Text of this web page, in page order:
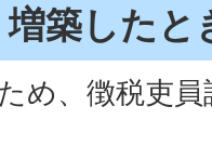
築したと
め、徴税吏